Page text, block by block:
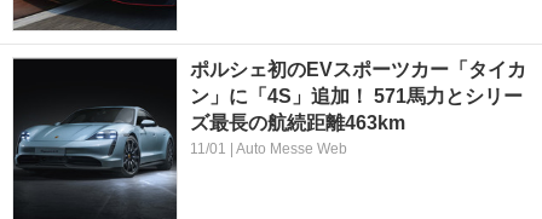
ポルシェ初のEVスポーツカー「タイカ
ン」に「4S」追加！ 571馬力とシリー
ズ最長の航続距離463km
11/01 | Auto Messe Web